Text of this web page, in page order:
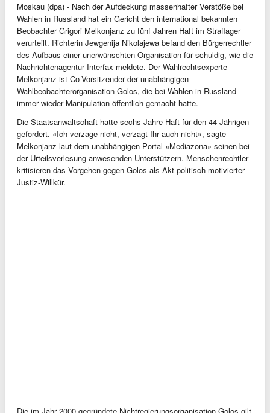
Moskau (dpa) - Nach der Aufdeckung massenhafter Verstöße bei
Wahlen in Russland hat ein Gericht den international bekannten
Beobachter Grigori Melkonjanz zu fünf Jahren Haft im Straflager
verurteilt. Richterin Jewgenija Nikolajewa befand den Bürgerrechtler
des Aufbaus einer unerwünschten Organisation für schuldig, wie die
Nachrichtenagentur Interfax meldete. Der Wahlrechtsexperte
Melkonjanz ist Co-Vorsitzender der unabhängigen
Wahlbeobachterorganisation Golos, die bei Wahlen in Russland
immer wieder Manipulation öffentlich gemacht hatte.
Die Staatsanwaltschaft hatte sechs Jahre Haft für den 44-Jährigen
gefordert. «Ich verzage nicht, verzagt Ihr auch nicht», sagte
Melkonjanz laut dem unabhängigen Portal «Mediazona» seinen bei
der Urteilsverlesung anwesenden Unterstützern. Menschenrechtler
kritisieren das Vorgehen gegen Golos als Akt politisch motivierter
Justiz-Willkür.